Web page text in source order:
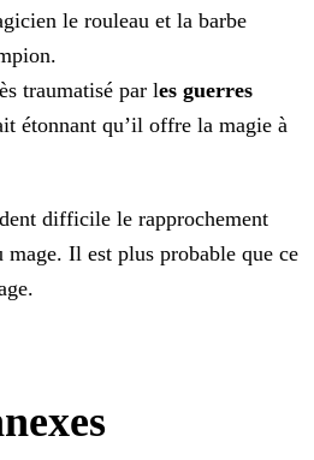
le rouleau et la barbe
traumatisé par les guerres
étonnant qu’il offre la magie à
difficile le rapprochement
mage. Il est plus probable que ce